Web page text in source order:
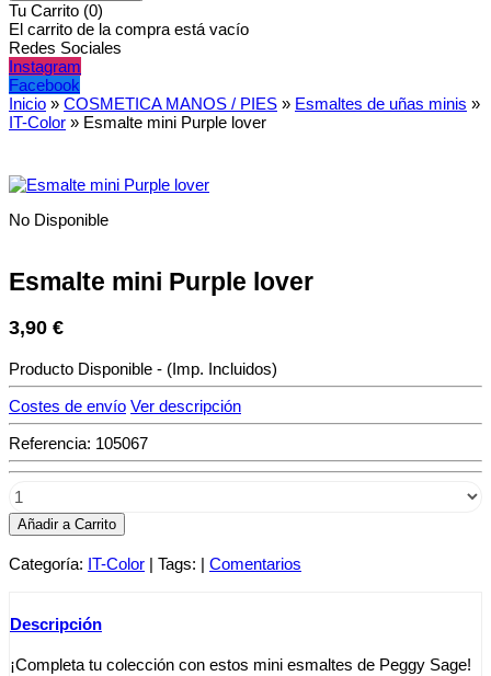
Tu Carrito (0)
El carrito de la compra está vacío
Redes Sociales
Instagram
Facebook
Inicio » COSMETICA MANOS / PIES » Esmaltes de uñas minis »
IT-Color » Esmalte mini Purple lover
No Disponible
Esmalte mini Purple lover
3,90 €
Producto Disponible - (Imp. Incluidos)
Costes de envío Ver descripción
Referencia: 105067
Añadir a Carrito
Categoría: IT-Color | Tags: | Comentarios
Descripción
¡Completa tu colección con estos mini esmaltes de Peggy Sage!